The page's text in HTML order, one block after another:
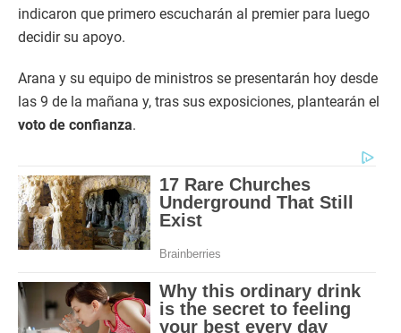
indicaron que primero escucharán al premier para luego
decidir su apoyo.
Arana y su equipo de ministros se presentarán hoy desde
las 9 de la mañana y, tras sus exposiciones, plantearán el
voto de confianza.